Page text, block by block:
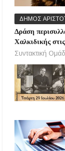
ΔΗΜΟΣ
Δράση
Χαλκιδικής
Συντακτική